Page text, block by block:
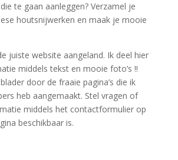
te gaan aanleggen? Verzamel je
houtsnijwerken en maak je mooie
juiste website aangeland. Ik deel hier
middels tekst en mooie foto’s !!
door de fraaie pagina’s die ik
heb aangemaakt. Stel vragen of
middels het contactformulier op
beschikbaar is.